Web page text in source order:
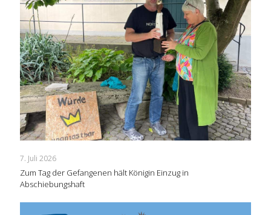
7. Juli 2026
Zum Tag der Gefangenen hält Königin Einzug in
Abschiebungshaft